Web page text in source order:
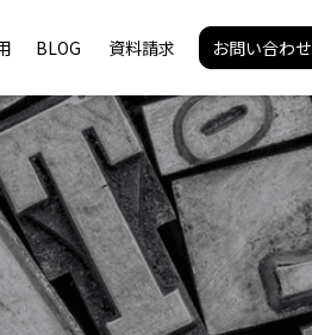
BLOG 資料請求 お問い合わせ